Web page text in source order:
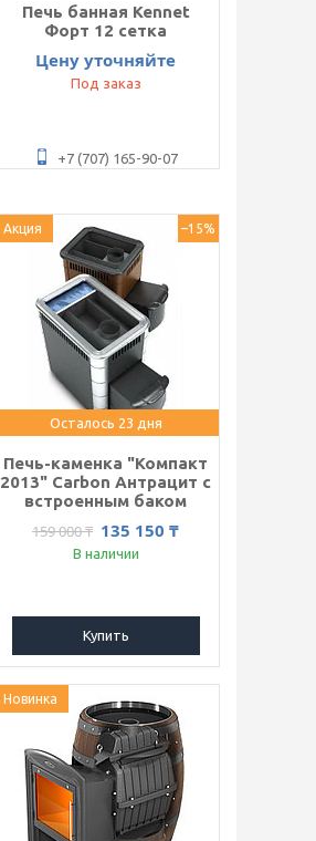
Печь банная Kennet
Форт 12 сетка
Цену уточняйте
Под заказ
+7 (707) 165-90-07
Акция –15%
Осталось 23 дня
Печь-каменка "Компакт
2013" Carbon Антрацит с
встроенным баком
159 000 ₸ 135 150 ₸
В наличии
Купить
Новинка